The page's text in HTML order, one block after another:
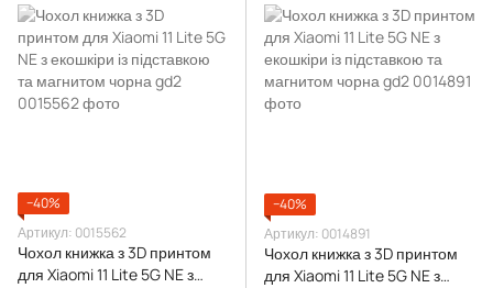
−40%
Артикул: 0015562
Чохол книжка з 3D принтом
для Xiaomi 11 Lite 5G NE з
−40%
Артикул: 0014891
Чохол книжка з 3D принтом
для Xiaomi 11 Lite 5G NE з